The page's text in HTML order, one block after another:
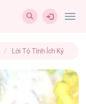
Lời Tỏ Tình Ích Kỷ